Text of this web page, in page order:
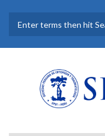
BÚSQUEDA